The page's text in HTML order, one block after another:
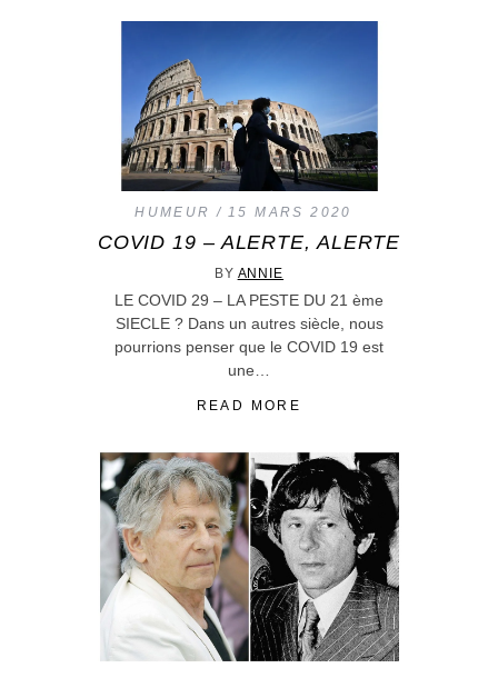
HUMEUR 15 MARS 2020
COVID 19 – ALERTE, ALERTE
BY ANNIE
LE COVID 29 – LA PESTE DU 21 ème
SIECLE ? Dans un autres siècle, nous
pourrions penser que le COVID 19 est
une…
READ MORE